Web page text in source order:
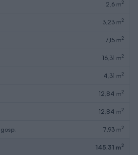
2,6 m2
3,23 m2
7,15 m2
16,31 m2
4,31 m2
12,84 m2
12,84 m2
gosp. 7,93 m2
145,31 m2